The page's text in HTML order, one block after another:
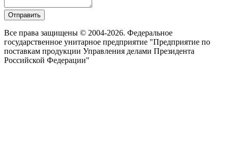
Отправить
Все права защищены © 2004-2026. Федеральное
государственное унитарное предприятие "Предприятие по
поставкам продукции Управления делами Президента
Российской Федерации"